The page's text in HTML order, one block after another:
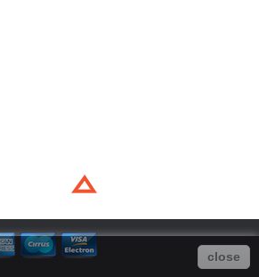
close